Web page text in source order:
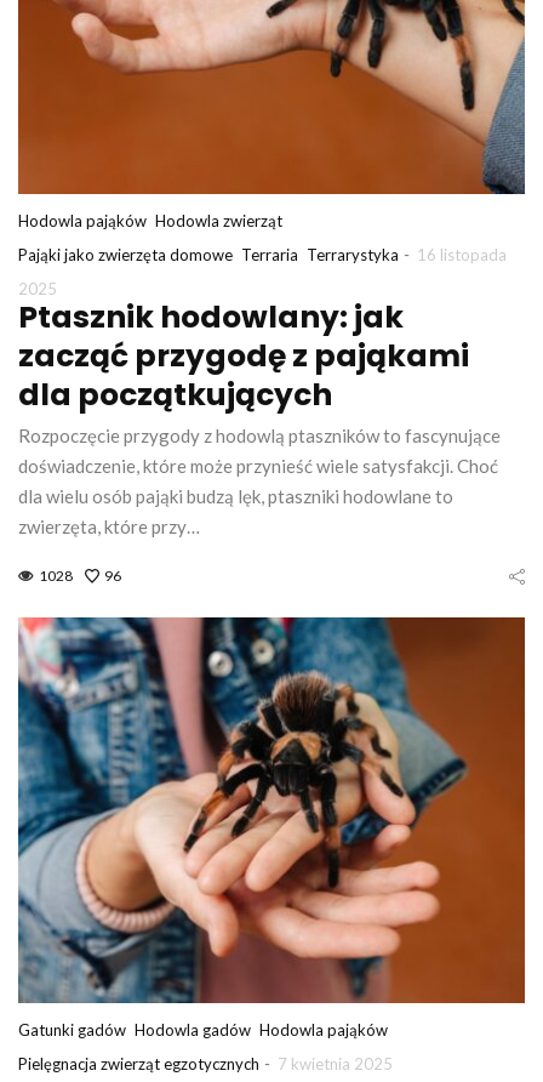
Hodowla pająków Hodowla zwierząt
Pająki jako zwierzęta domowe Terraria Terrarystyka - 16 listopada
2025
Ptasznik hodowlany: jak
zacząć przygodę z pająkami
dla początkujących
Rozpoczęcie przygody z hodowlą ptaszników to fascynujące
doświadczenie, które może przynieść wiele satysfakcji. Choć
dla wielu osób pająki budzą lęk, ptaszniki hodowlane to
zwierzęta, które przy…
1028 96
Gatunki gadów Hodowla gadów Hodowla pająków
Pielęgnacja zwierząt egzotycznych - 7 kwietnia 2025